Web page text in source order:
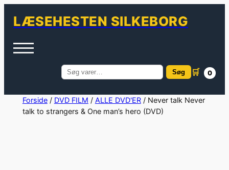
LÆSEHESTEN SILKEBORG
Søg
Søg 🛒 0
SpringForside/ DVD FILM / ALLE DVD'ER/ Never talk Never
talk to strangers & One man’s hero (DVD)